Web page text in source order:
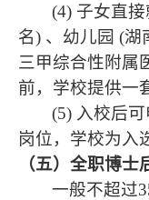
(4) 子女直
名) 、幼儿园 (湖
三甲综合性附属
前，学校提供一
(5) 入校后
岗位，学校为入
（五）全职博士
一般不超过